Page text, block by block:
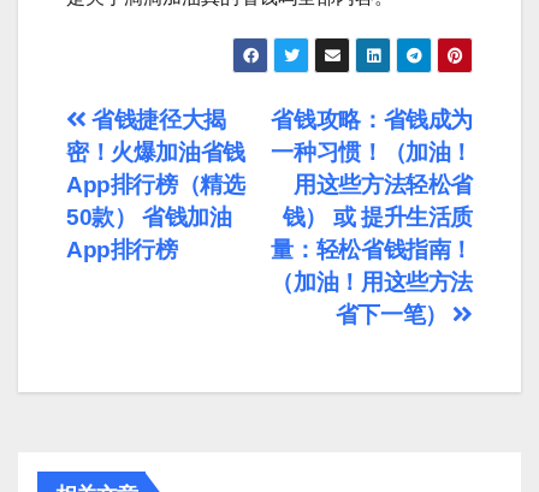
文
章
导
航
省钱攻略：省钱成为
一种习惯！（加油！
用这些方法轻松省
钱） 或 提升生活质
量：轻松省钱指南！
（加油！用这些方法
省下一笔）
省钱捷径大揭
密！火爆加油省钱
App排行榜（精选
50款） 省钱加油
App排行榜